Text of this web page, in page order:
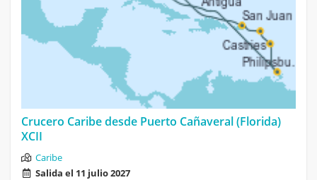
Crucero Caribe desde Puerto Cañaveral (Florida)
XCII
Caribe
Salida el 11 julio 2027